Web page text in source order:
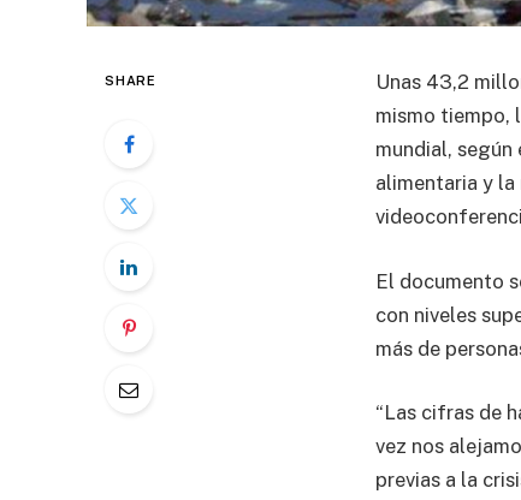
SHARE
Unas 43,2
mismo tiempo,
mundial,
alimentaria y la
El documento
con niveles
más de
“Las cifras de
vez nos
previas a la